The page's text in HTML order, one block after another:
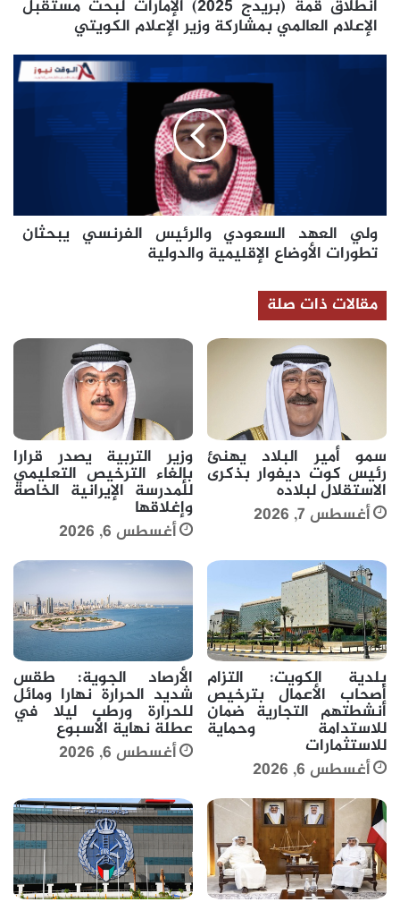
بمشاركة
وزير
الإعلام
الكويتي
انطلاق قمة (بريدج 2025) الإمارات لبحث مستقبل
الإعلام العالمي بمشاركة وزير الإعلام الكويتي
الإقليمية
والدولية
ولي العهد السعودي والرئيس الفرنسي يبحثان
تطورات الأوضاع الإقليمية والدولية
مقالات ذات صلة
سمو أمير البلاد يهنئ
رئيس كوت ديفوار بذكرى
الاستقلال لبلاده
أغسطس 7, 2026
وزير التربية يصدر قرارا
بإلغاء الترخيص التعليمي
للمدرسة الإيرانية الخاصة
وإغلاقها
أغسطس 6, 2026
بلدية الكويت: التزام
أصحاب الأعمال بترخيص
أنشطتهم التجارية ضمان
للاستدامة وحماية
للاستثمارات
أغسطس 6, 2026
الأرصاد الجوية: طقس
شديد الحرارة نهارا ومائل
للحرارة ورطب ليلا في
عطلة نهاية الأسبوع
أغسطس 6, 2026